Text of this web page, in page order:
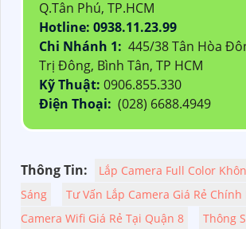
Q.Tân Phú, TP.HCM
Hotline: 0938.11.23.99
Chi Nhánh 1: 445/38 Tân Hòa
Trị Đông, Bình Tân, TP HCM
Kỹ Thuật: 0906.855.330
Điện Thoại: (028) 6688.4949
Thông Tin:
Lắp Camera Full Color
Sáng
Tư Vấn Lắp Camera Giá Rẻ Chính
Camera Wifi Giá Rẻ Tại Quận 8
Thông